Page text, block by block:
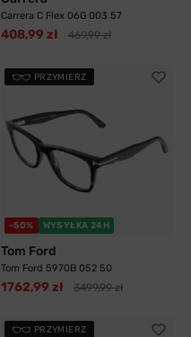
Carrera C Flex 06G 003 57
408,99 zł 469,99 zł
PRZYMIERZ
-50% WYSYŁKA 24H
Tom Ford
Tom Ford 5970B 052 50
1762,99 zł 3499,99 zł
PRZYMIERZ